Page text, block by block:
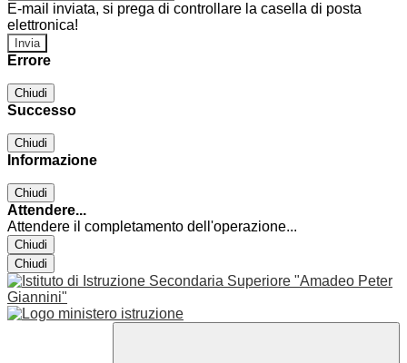
E-mail inviata, si prega di controllare la casella di posta
elettronica!
Errore
Chiudi
Successo
Chiudi
Informazione
Chiudi
Attendere...
Attendere il completamento dell'operazione...
Chiudi
Chiudi